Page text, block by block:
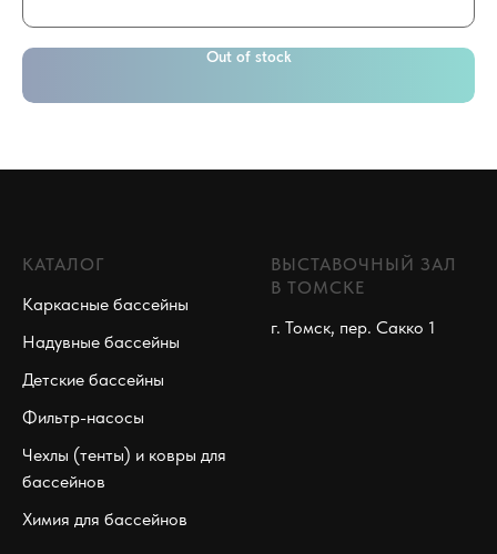
Out of stock
КАТАЛОГ
Каркасные бассейны
Надувные бассейны
Детские бассейны
Фильтр-насосы
Чехлы (тенты) и ковры для
бассейнов
Химия для бассейнов
ВЫСТАВОЧНЫЙ ЗАЛ
В ТОМСКЕ
г. Томск, пер. Сакко 1